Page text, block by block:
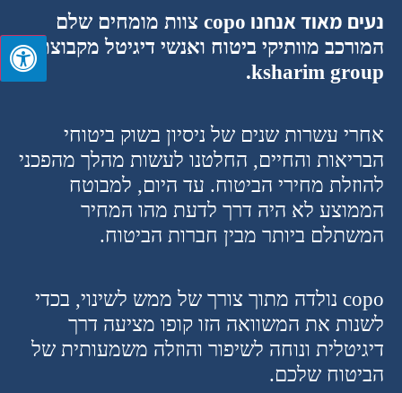
נעים מאוד אנחנו copo צוות מומחים שלם
המורכב מוותיקי ביטוח ואנשי דיגיטל מקבוצת
ksharim group.
אחרי עשרות שנים של ניסיון בשוק ביטוחי
הבריאות והחיים, החלטנו לעשות מהלך מהפכני
להוזלת מחירי הביטוח. עד היום, למבוטח
הממוצע לא היה דרך לדעת מהו המחיר
המשתלם ביותר מבין חברות הביטוח.
copo נולדה מתוך צורך של ממש לשינוי, בכדי
לשנות את המשוואה הזו קופו מציעה דרך
דיגיטלית ונוחה לשיפור והוזלה משמעותית של
הביטוח שלכם.